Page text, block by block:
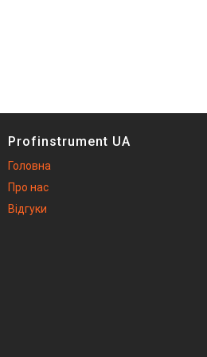
сонячних панелей
Генератори
Тельфери та каретки
Плазморізи і Зварювальне
Profinstrument UA
Головна
Про нас
Відгуки